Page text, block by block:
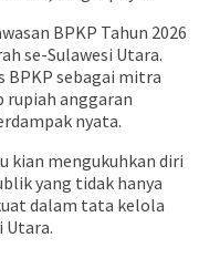
BPKP Tahun 2026
se-Sulawesi Utara.
BPKP sebagai mitra
anggaran
nyata.
kian mengukuhkan diri
yang tidak hanya
dalam tata kelola
Utara.